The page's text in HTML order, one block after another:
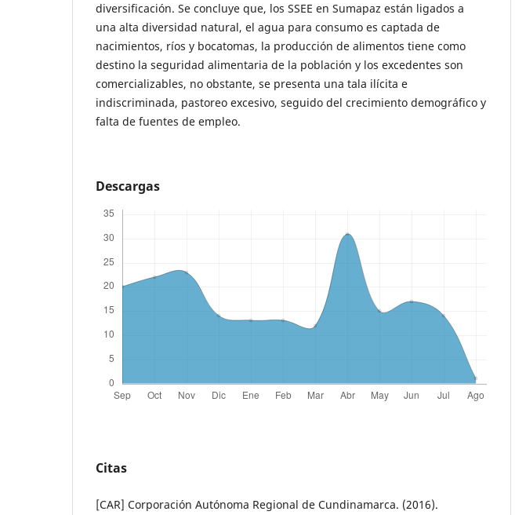
diversificación. Se concluye que, los SSEE en Sumapaz están ligados a
una alta diversidad natural, el agua para consumo es captada de
nacimientos, ríos y bocatomas, la producción de alimentos tiene como
destino la seguridad alimentaria de la población y los excedentes son
comercializables, no obstante, se presenta una tala ilícita e
indiscriminada, pastoreo excesivo, seguido del crecimiento demográfico y
falta de fuentes de empleo.
Descargas
Citas
[CAR] Corporación Autónoma Regional de Cundinamarca. (2016).